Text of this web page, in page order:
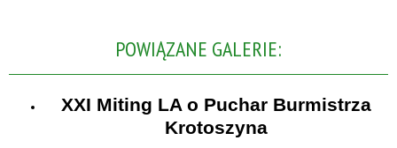
POWIĄZANE GALERIE:
XXI Miting LA o Puchar Burmistrza
Krotoszyna